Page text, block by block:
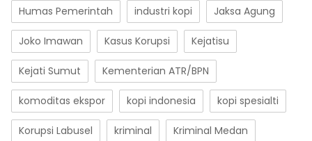
Humas Pemerintah industri kopi Jaksa Agung
Joko Imawan Kasus Korupsi Kejatisu
Kejati Sumut Kementerian ATR/BPN
komoditas ekspor kopi indonesia kopi spesialti
Korupsi Labusel kriminal Kriminal Medan